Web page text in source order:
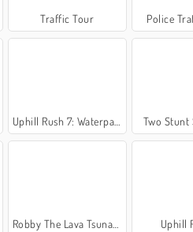
Traffic Tour Police
Uphill Rush 7: Waterpark Two Stunt
Robby The Lava Tsunami Uphill